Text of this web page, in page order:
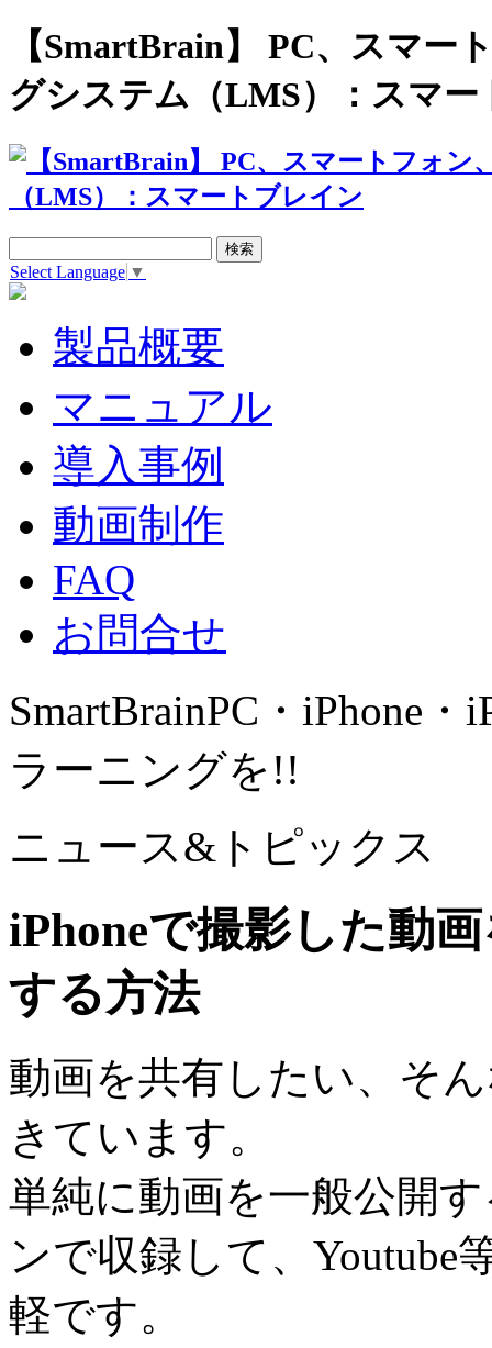
【SmartBrain】 PC、スマー
グシステム（LMS）：スマー
Select Language ▼
製品概要
マニュアル
導入事例
動画制作
FAQ
お問合せ
SmartBrainPC・iPhone・
ラーニングを!!
ニュース&トピックス
iPhoneで撮影した動
する方法
動画を共有したい、そ
きています。
単純に動画を一般公開
ンで収録して、Youtube
軽です。